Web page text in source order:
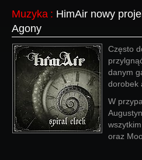
Muzyka : HimAir nowy
Agony
Często
danym
dorobek
W
oraz